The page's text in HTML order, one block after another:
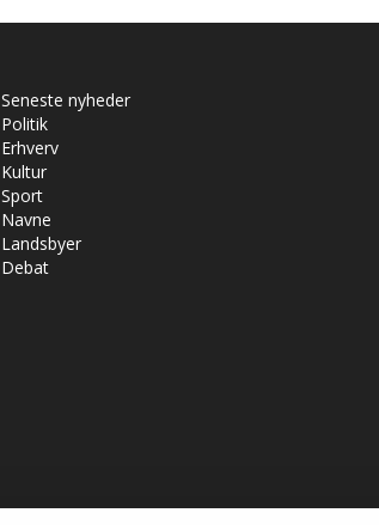
Seneste nyheder
Politik
Erhverv
Kultur
Sport
Navne
Landsbyer
Debat